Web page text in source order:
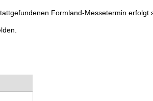
Formland-Messetermin erfolgt